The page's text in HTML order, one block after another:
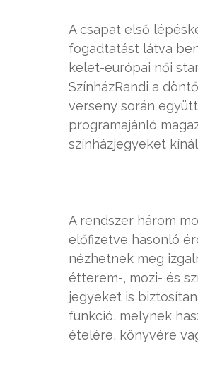
A csapat első
fogadtatást látva
kelet-európai női
SzínházRandi a
verseny során
programajánló
színházjegyeket
A rendszer három
előfizetve hasonló
nézhetnek meg
étterem-, mozi- és
jegyeket is
funkció, melynek
ételére, könyvére